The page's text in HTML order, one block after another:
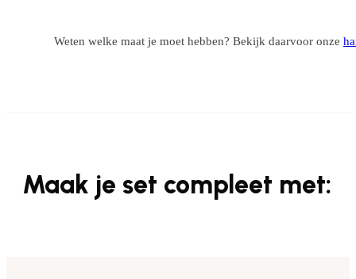
Weten welke maat je moet hebben? Bekijk daarvoor onze
Maak je set compleet met: